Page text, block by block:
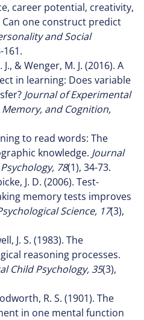
career potential, creativity,
one construct predict
and Social
161.
& Wenger, M. J. (2016). A
in learning: Does variable
Journal of Experimental
and Cognition,
to read words: The
knowledge. Journal
78(1), 34-73.
J. D. (2006). Test-
memory tests improves
Science, 17(3),
J. S. (1983). The
reasoning processes.
Child Psychology, 35(3),
R. S. (1901). The
in one mental function